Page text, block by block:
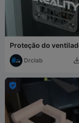
Proteção do
exaustão do Creality
Drclab
